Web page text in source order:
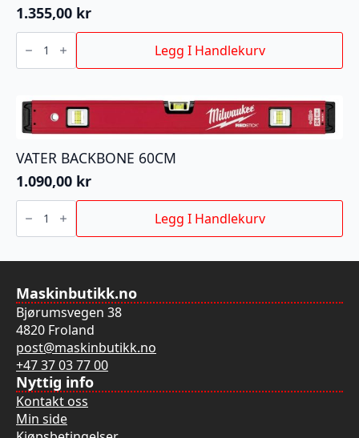
1.355,00 kr
BAJONETTSAGBLAD
AX
150MM
Legg I Handlekurv
VATER BACKBONE 60CM
1.090,00 kr
VATER
BACKBONE
antall
Legg I Handlekurv
Maskinbutikk.no
Bjørumsvegen 38
4820 Froland
post@maskinbutikk.no
+47 37 03 77 00
Nyttig info
Kontakt oss
Min side